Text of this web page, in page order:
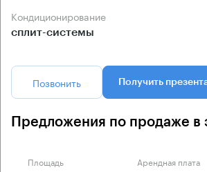
Кондиционирование
сплит-системы
Позвонить Получить
Предложения по продаже в
Площадь Арендная плата